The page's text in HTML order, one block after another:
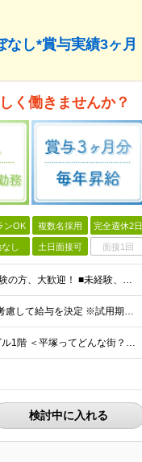
し*賞与実績3ヶ月
く働きませんか？
ンOK 複数名採用 完全週休2日
し 土日面接可 面接1回
★45歳以下の方（長期勤続によるキャリア形成のため） ★完全未経験の方、大歓迎！ ■未経験、ブランクのある方の社会復帰も応援します ※学歴不問 ＼こんな方にピッタリの職場です！／ ◎日常的にスマー
月給24万円～30万円＋諸手当＋賞与年2回 ※経験やスキルを最大限考慮して給与を決定 ※試用期間3ヶ月（その間の待遇に差異はありません） ※月給額は経験・スキルを考慮の上、決定します。 ※残業代は退
★転勤なし★平塚駅から徒歩3分 ■神奈川県平塚市宝町3-1 平塚MNビル1階 ＜平塚ってどんな街？7つの魅力をご紹介します＞ ■海まで徒歩圏内で、湘南の潮風を感じながら過ごせる ■目の前の駅ビル「ラ
検討中に入れる